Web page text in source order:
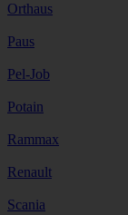
Orthaus
Paus
Pel-Job
Potain
Rammax
Renault
Scania